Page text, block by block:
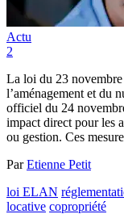
Actu
2
La loi du 23
l’aménagement et du
officiel du 24
impact direct pour les
ou gestion. Ces
ParEtienne Petit
loi ELAN
locative copropriété